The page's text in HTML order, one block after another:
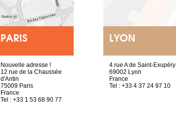
PARIS
Nouvelle adresse !
12 rue de la Chaussée
d'Antin
75009 Paris
France
Tel : +33 1 53 68 90 77
LYON
4 rue A de Saint-Exupéry
69002 Lyon
France
Tel : +33 4 37 24 97 10